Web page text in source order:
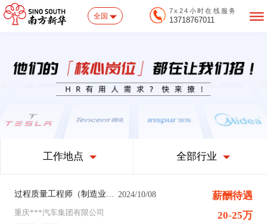
全国
7x24小时在线服务
13718767011
工作地点 全部行业
2024/10/08
重庆***汽车集团有限公司
薪酬待遇
20-25万